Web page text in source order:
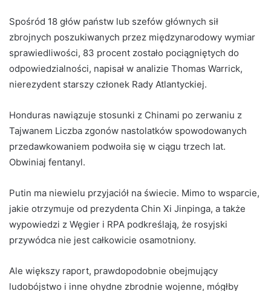
Spośród 18 głów państw lub szefów głównych sił
zbrojnych poszukiwanych przez międzynarodowy wymiar
sprawiedliwości, 83 procent zostało pociągniętych do
odpowiedzialności, napisał w analizie Thomas Warrick,
nierezydent starszy członek Rady Atlantyckiej.
Honduras nawiązuje stosunki z Chinami po zerwaniu z
Tajwanem Liczba zgonów nastolatków spowodowanych
przedawkowaniem podwoiła się w ciągu trzech lat.
Obwiniaj fentanyl.
Putin ma niewielu przyjaciół na świecie. Mimo to wsparcie,
jakie otrzymuje od prezydenta Chin Xi Jinpinga, a także
wypowiedzi z Węgier i RPA podkreślają, że rosyjski
przywódca nie jest całkowicie osamotniony.
Ale większy raport, prawdopodobnie obejmujący
ludobójstwo i inne ohydne zbrodnie wojenne, mógłby